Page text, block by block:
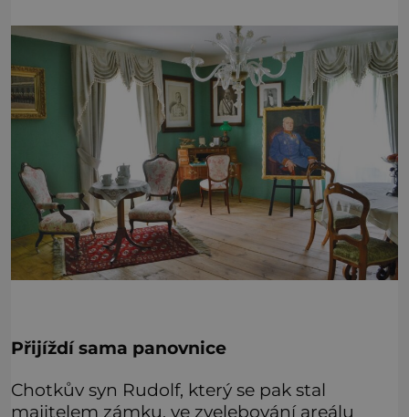
Přijíždí sama panovnice
Chotkův syn Rudolf, který se pak stal
majitelem zámku, ve zvelebování areálu